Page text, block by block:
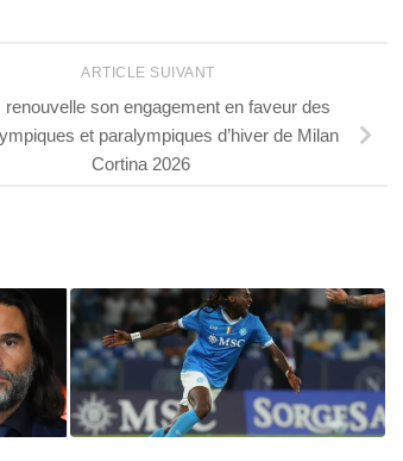
ARTICLE SUIVANT
renouvelle son engagement en faveur des
et paralympiques d’hiver de Milan
Cortina 2026